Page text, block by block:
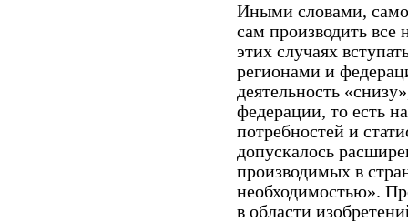
Иными словами,
сам производить все
этих случаях
регионами и
деятельность
федерации, то есть
потребностей и
допускалось
производимых в
необходимостью».
в области